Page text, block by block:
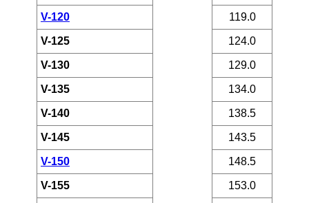
V-120 119.0
V-125 124.0
V-130 129.0
V-135 134.0
V-140 138.5
V-145 143.5
V-150 148.5
V-155 153.0